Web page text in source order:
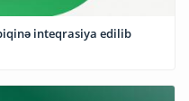
inteqrasiya edilib